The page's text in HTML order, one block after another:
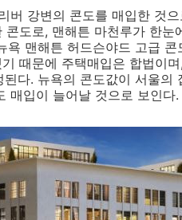
버 강변의 콘도를 매입한 것
콘도로, 맨해튼 마천루가 한눈
욕 맨해튼 허드슨야드 고급
때문에 주택매입은 합법이며
된다. 뉴욕의 콘도값이 서울의
매입이 늘어날 것으로 보인다.